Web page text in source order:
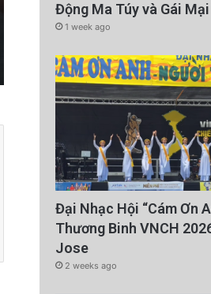
Động Ma Túy và Gái Mại
1 week ago
Đại Nhạc Hội “Cám Ơn
Thương Binh VNCH
Jose
2 weeks ago